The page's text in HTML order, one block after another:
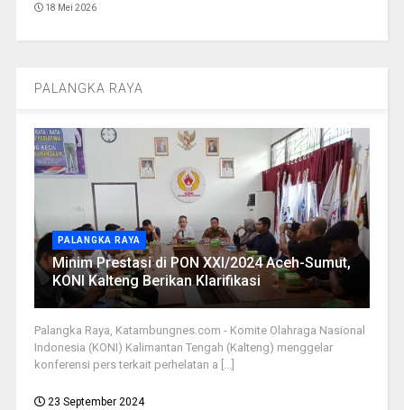
18 Mei 2026
PALANGKA RAYA
PALANGKA RAYA
Minim Prestasi di PON XXI/2024 Aceh-Sumut,
KONI Kalteng Berikan Klarifikasi
Palangka Raya, Katambungnes.com - Komite Olahraga Nasional
Indonesia (KONI) Kalimantan Tengah (Kalteng) menggelar
konferensi pers terkait perhelatan a [...]
23 September 2024